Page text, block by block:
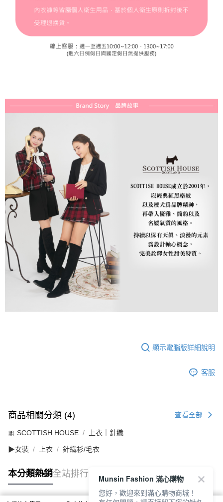
顯示電腦版詳細說明
客服
商品相關分類 (4) 查看全部
🎀 SCOTTISH HOUSE 上衣｜針織
▶女裝 上衣 針織衫/毛衣
本分類熱銷全站排行
Munsin Fashion 滿心購物
您好，歡迎來到滿心購物商城！